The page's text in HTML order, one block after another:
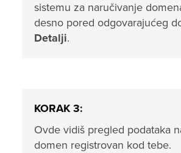
sistemu za naručivanje
desno pored odgovarajućeg
Detalji.
KORAK 3:
Ovde vidiš pregled podataka
domen registrovan kod tebe.